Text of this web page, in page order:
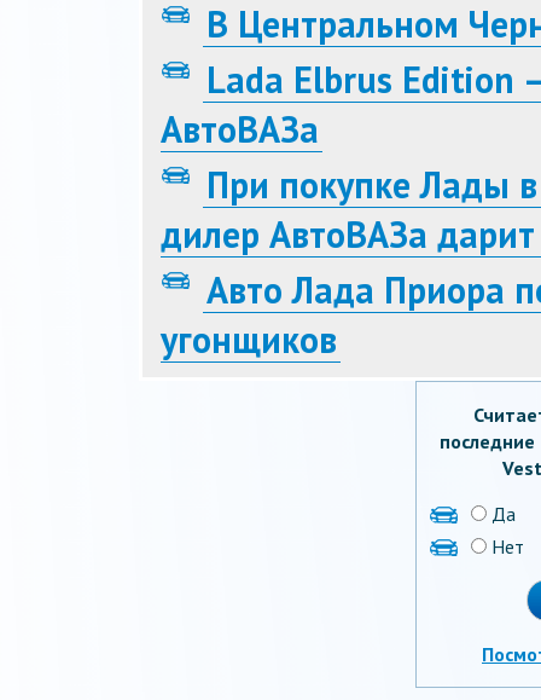
В Центральном
Lada Elbrus Edition
АвтоВАЗа
При покупке Лады
дилер АвтоВАЗа
Авто Лада Приора
угонщиков
Да
Нет